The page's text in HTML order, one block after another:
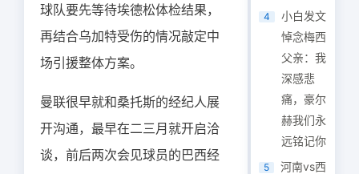
球队要先等待埃德松体检结果，
再结合乌加特受伤的情况敲定中
场引援整体方案。
曼联很早就和桑托斯的经纪人展
开沟通，最早在二三月就开启洽
谈，前后两次会见球员的巴西经
4
小白发文
悼念梅西
父亲：我
深感悲
痛，豪尔
赫我们永
远铭记你
5
河南vs西